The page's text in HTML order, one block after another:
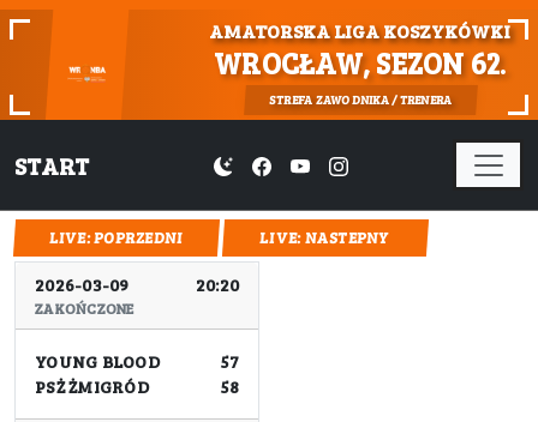
AMATORSKA LIGA KOSZYKÓWKI
WROCŁAW, SEZON 62.
STREFA ZAWODNIKA / TRENERA
START
Previous
LIVE: POPRZEDNI
2026-03-09 20:20
ZAKOŃCZONE
YOUNG BLOOD
57
PSŻ ŻMIGRÓD
58
LIVE: NASTEPNY